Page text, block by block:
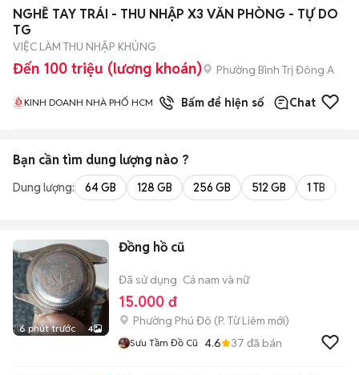
NGHỀ TAY TRÁI - THU NHẬP X3 VĂN PHÒNG - TỰ DO
TG
VIỆC LÀM THU NHẬP KHỦNG
Đến 100 triệu (lương khoán) Phường Bình Trị Đông A
KINH DOANH NHÀ PHỐ HCM 1đã bánBấm để hiện số Chat
Bạn cần tìm dung lượng nào ?
Dung lượng: 64 GB 128 GB 256 GB 512 GB 1 TB
6 phút trước 4
Đồng hồ cũ
Đã sử dụng Cả nam và nữ
15.000 đ
Phường Phú Đô (P. Từ Liêm mới)
Sưu Tầm Đồ Cũ 4.6 37 đã bán